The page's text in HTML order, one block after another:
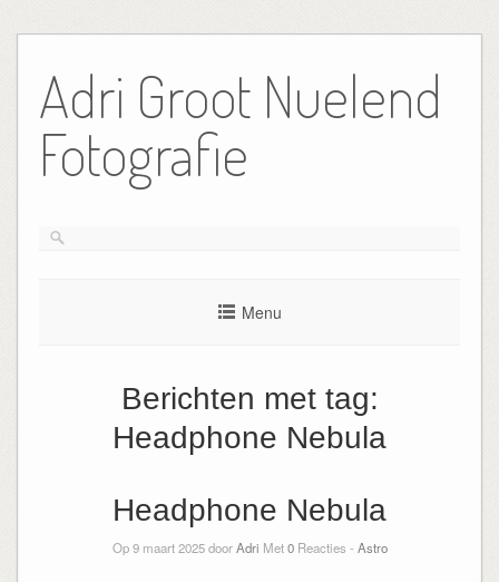
de
inhoud
Adri Groot Nuelend
Fotografie
Menu
Berichten met tag:
Headphone Nebula
Headphone Nebula
Op 9 maart 2025 doorAdri Met0Reacties - Astro